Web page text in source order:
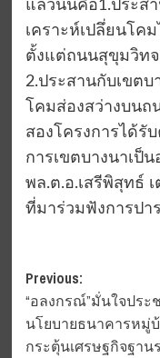
แล้วนั้นคือ1.ประส
เคราะห์เปลึ่ยนโค
ตั้งแต่ถนนสุขุมวิท
2.ประสานกับเขตบ
โคมส่องสว่างบน
สองโครงการได้รั
การเขตบางนาเป็
พล.ต.อ.เสรีพิสุทธ์
ที่มาร่วมฟังการปา
Post
navigation
Previous:
“อลงกรณ์”มั่นใจปร
นโยบายธนาคารหมู่
กระตุ้นเศรษฐกิจฐาน